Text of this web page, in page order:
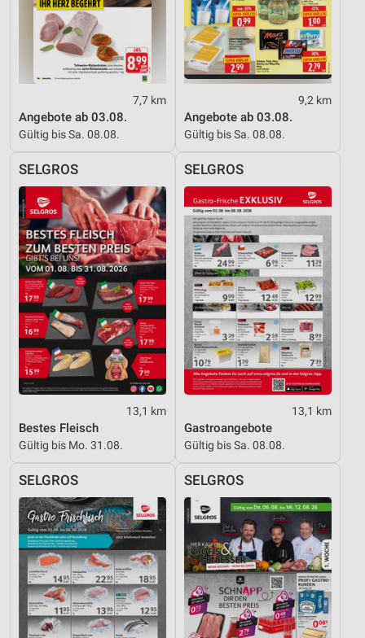
7,7 km
Angebote ab 03.08.
Gültig bis Sa. 08.08.
9,2 km
Angebote ab 03.08.
Gültig bis Sa. 08.08.
SELGROS
13,1 km
Bestes Fleisch
Gültig bis Mo. 31.08.
SELGROS
13,1 km
Gastroangebote
Gültig bis Sa. 08.08.
SELGROS SELGROS
Analyse von Zielgruppen durch Statistiken oder
Kombinationen von Daten aus verschiedenen
Entwicklung und Verbesserung der Angebote
Verwendung reduzierter Daten zur Auswahl von
Inhalten
IAB-Besonderheiten:
Verwendung genauer Standortdaten
Geräte anhand von aktiv angeforderten
Informationen identifizieren
Nicht-IAB-Verarbeitungszwecke:
Notwendig
Performance
Funktional
Werbung